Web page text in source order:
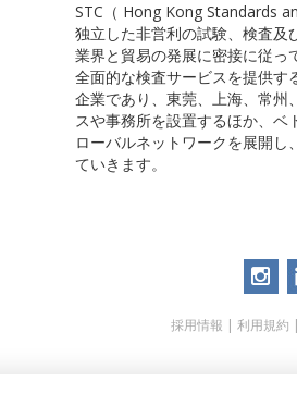
STC（ Hong Kong Standards
独立した非営利の試験、検査及
業界と貿易の発展に密接に従っ
全面的な検査サービスを提供す
企業であり、東莞、上海、常州
スや事務所を設置するほか、
ローバルネットワークを展開し
ていきます。
採用情報 | 利用規約 |